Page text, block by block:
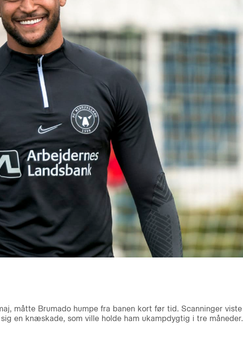
måtte Brumado humpe fra banen kort før tid. Scanninger viste
en knæskade, som ville holde ham ukampdygtig i tre måneder.